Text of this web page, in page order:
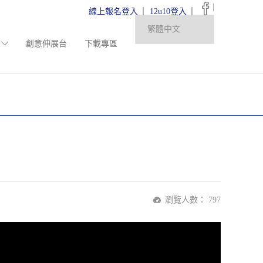
創意伸展台 下載專區
線上報名登入 12u10登入
瀏覽人數： 797